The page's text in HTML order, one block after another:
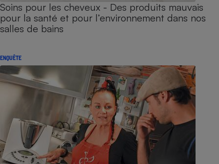
Soins pour les cheveux - Des produits mauvais
pour la santé et pour l’environnement dans nos
salles de bains
ENQUÊTE